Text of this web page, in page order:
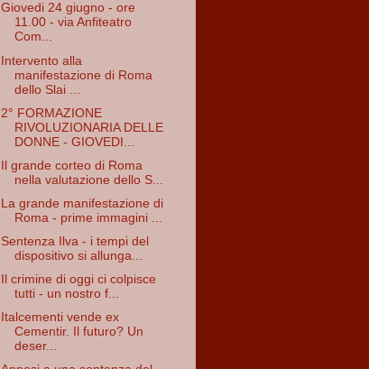
Giovedi 24 giugno - ore
11.00 - via Anfiteatro
Com...
Intervento alla
manifestazione di Roma
dello Slai ...
2° FORMAZIONE
RIVOLUZIONARIA DELLE
DONNE - GIOVEDI...
Il grande corteo di Roma
nella valutazione dello S...
La grande manifestazione di
Roma - prime immagini ...
Sentenza Ilva - i tempi del
dispositivo si allunga...
Il crimine di oggi ci colpisce
tutti - un nostro f...
Italcementi vende ex
Cementir. Il futuro? Un
deser...